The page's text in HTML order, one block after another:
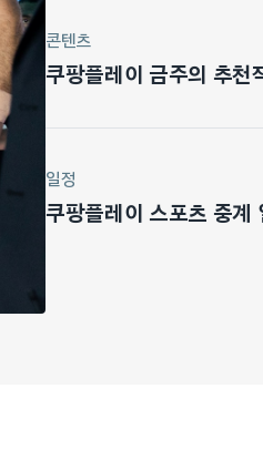
콘텐츠
쿠팡플레이 금주의 추천
일정
쿠팡플레이 스포츠 중계